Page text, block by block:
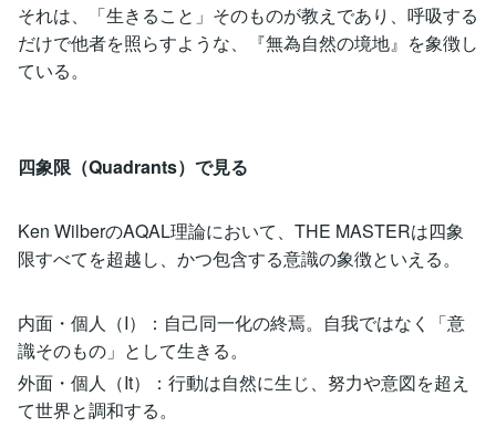
それは、「生きること」そのものが教えであり、呼吸する
だけで他者を照らすような、『無為自然の境地』を象徴し
ている。
四象限（Quadrants）で見る
Ken WilberのAQAL理論において、THE MASTERは四象
限すべてを超越し、かつ包含する意識の象徴といえる。
内面・個人（I）：自己同一化の終焉。自我ではなく「意
識そのもの」として生きる。
外面・個人（It）：行動は自然に生じ、努力や意図を超え
て世界と調和する。